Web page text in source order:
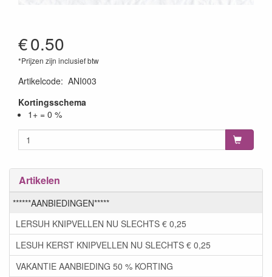
€0.50
*Prijzen zijn inclusief btw
Artikelcode: ANI003
Kortingsschema
1+ = 0 %
Artikelen
******AANBIEDINGEN*****
LERSUH KNIPVELLEN NU SLECHTS € 0,25
LESUH KERST KNIPVELLEN NU SLECHTS € 0,25
VAKANTIE AANBIEDING 50 % KORTING